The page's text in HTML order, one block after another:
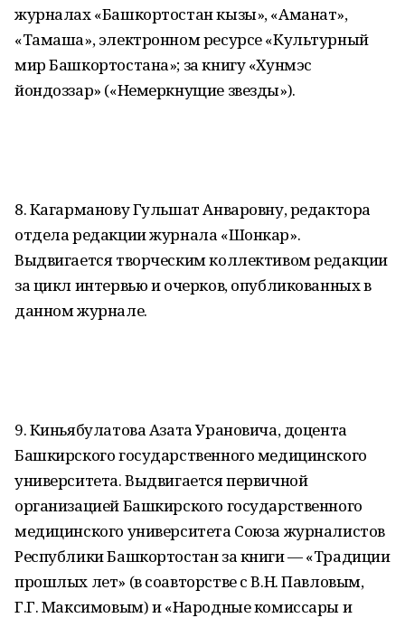
журналах «Башкортостан кызы», «Аманат»,
«Тамаша», электронном ресурсе «Культурный
мир Башкортостана»; за книгу «Хунмэс
йондоззар» («Немеркнущие звезды»).
8. Кагарманову Гульшат Анваровну, редактора
отдела редакции журнала «Шонкар».
Выдвигается творческим коллективом редакции
за цикл интервью и очерков, опубликованных в
данном журнале.
9. Киньябулатова Азата Урановича, доцента
Башкирского государственного медицинского
университета. Выдвигается первичной
организацией Башкирского государственного
медицинского университета Союза журналистов
Республики Башкортостан за книги — «Традиции
прошлых лет» (в соавторстве с В.Н. Павловым,
Г.Г. Максимовым) и «Народные комиссары и